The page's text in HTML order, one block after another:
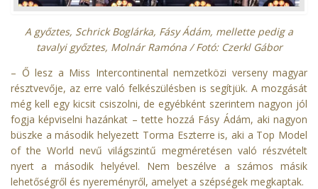
A győztes, Schrick Boglárka, Fásy Ádám, mellette pedig a
tavalyi győztes, Molnár Ramóna / Fotó: Czerkl Gábor
– Ő lesz a Miss Intercontinental nemzetközi verseny magyar
résztvevője, az erre való felkészülésben is segítjük. A mozgását
még kell egy kicsit csiszolni, de egyébként szerintem nagyon jól
fogja képviselni hazánkat – tette hozzá Fásy Ádám, aki nagyon
büszke a második helyezett Torma Eszterre is, aki a Top Model
of the World nevű világszintű megméretésen való részvételt
nyert a második helyével. Nem beszélve a számos másik
lehetőségről és nyereményről, amelyet a szépségek megkaptak.